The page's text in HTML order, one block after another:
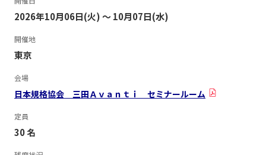
2026年10月06日(火) ～ 10月07日(水)
開催地
東京
会場
日本規格協会 三田Ａｖａｎｔｉ セミナールーム
定員
30 名